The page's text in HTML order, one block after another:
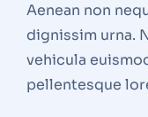
Aenean non
dignissim urna.
vehicula
pellentesque